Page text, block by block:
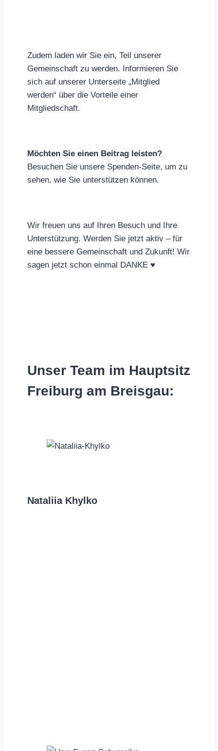
Zudem laden wir Sie ein, Teil unserer
Gemeinschaft zu werden. Informieren Sie
sich auf unserer Unterseite „Mitglied
werden“ über die Vorteile einer
Mitgliedschaft.
Möchten Sie einen Beitrag leisten?
Besuchen Sie unsere Spenden-Seite, um zu
sehen, wie Sie unterstützen können.
Wir freuen uns auf Ihren Besuch und Ihre
Unterstützung. Werden Sie jetzt aktiv – für
eine bessere Gemeinschaft und Zukunft! Wir
sagen jetzt schon einmal DANKE ♥
Unser Team im Hauptsitz
Freiburg am Breisgau:
Nataliia Khylko